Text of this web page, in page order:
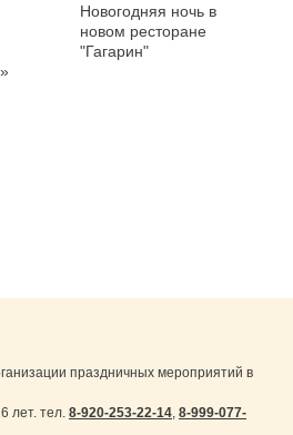
Новогодняя ночь в
новом ресторане
"Гагарин"
праздничных мероприятий в
лет. тел. 8-920-253-22-14, 8-999-077-